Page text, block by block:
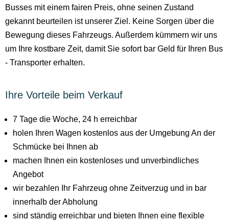
Busses mit einem fairen Preis, ohne seinen Zustand
gekannt beurteilen ist unserer Ziel. Keine Sorgen über die
Bewegung dieses Fahrzeugs. Außerdem kümmern wir uns
um Ihre kostbare Zeit, damit Sie sofort bar Geld für Ihren Bus
- Transporter erhalten.
Ihre Vorteile beim Verkauf
7 Tage die Woche, 24 h erreichbar
holen Ihren Wagen kostenlos aus der Umgebung An der
Schmücke bei Ihnen ab
machen Ihnen ein kostenloses und unverbindliches
Angebot
wir bezahlen Ihr Fahrzeug ohne Zeitverzug und in bar
innerhalb der Abholung
sind ständig erreichbar und bieten Ihnen eine flexible